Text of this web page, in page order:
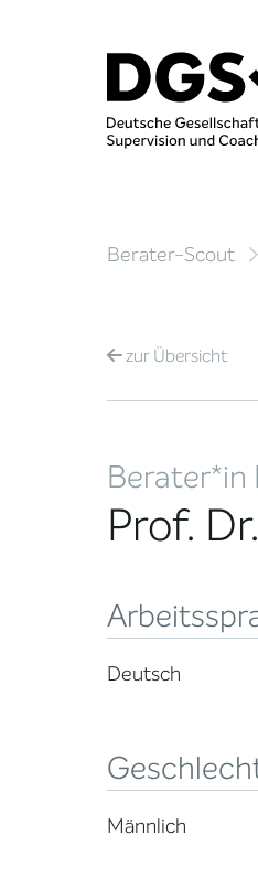
Berater-Scout
zurÜbersicht
Berater*in
Prof.
Deutsch
Männlich